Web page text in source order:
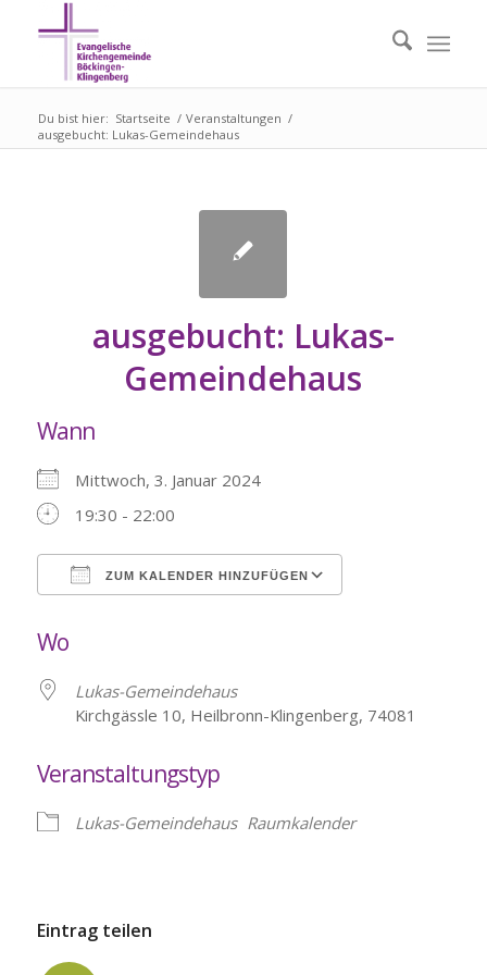
Du bist hier: Startseite / Veranstaltungen /
ausgebucht: Lukas-Gemeindehaus
ausgebucht: Lukas-
Gemeindehaus
Wann
Mittwoch, 3. Januar 2024
19:30 - 22:00
ZUM KALENDER HINZUFÜGEN
Wo
Lukas-Gemeindehaus
Kirchgässle 10, Heilbronn-Klingenberg, 74081
Veranstaltungstyp
Lukas-Gemeindehaus Raumkalender
Eintrag teilen